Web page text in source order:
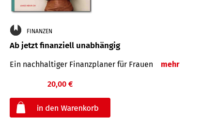
FINANZEN
Ab jetzt finanziell unabhängig
Ein nachhaltiger Finanzplaner für Frauen mehr
20,00 €